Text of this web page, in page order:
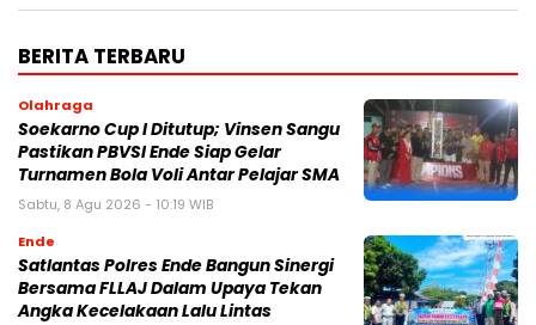
BERITA TERBARU
Olahraga
Soekarno Cup I Ditutup; Vinsen Sangu
Pastikan PBVSI Ende Siap Gelar
Turnamen Bola Voli Antar Pelajar SMA
Sabtu, 8 Agu 2026 - 10:19 WIB
Ende
Satlantas Polres Ende Bangun Sinergi
Bersama FLLAJ Dalam Upaya Tekan
Angka Kecelakaan Lalu Lintas